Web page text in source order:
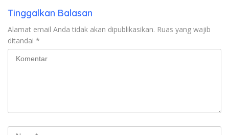
Tinggalkan Balasan
Alamat email Anda tidak akan dipublikasikan. Ruas yang wajib
ditandai *